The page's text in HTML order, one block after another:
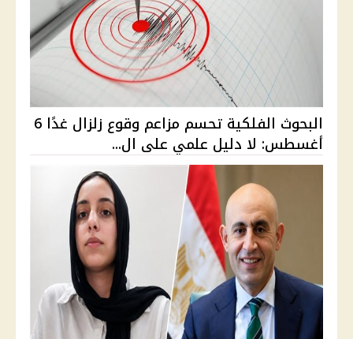
البحوث الفلكية تحسم مزاعم وقوع زلزال غدًا 6
أغسطس: لا دليل علمي على ال...